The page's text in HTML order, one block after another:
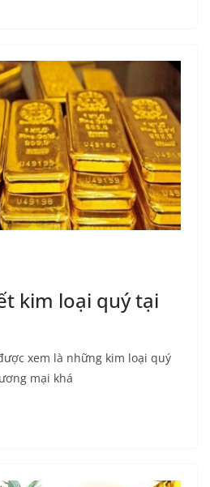
kim loại quý tại
xem là những kim loại quý
mại khá